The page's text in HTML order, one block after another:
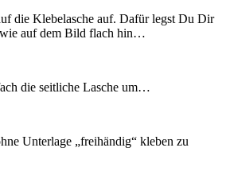
die Klebelasche auf. Dafür legst Du Dir
wie auf dem Bild flach hin…
die seitliche Lasche um…
Unterlage „freihändig“ kleben zu